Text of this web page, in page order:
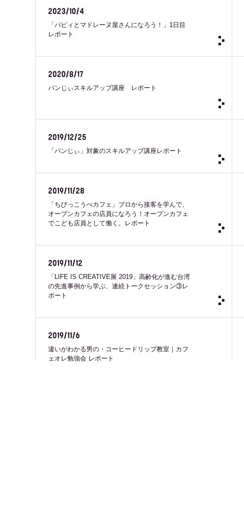
2023/10/4
「パピィとマドレーヌ屋さんになろう！」1日目
レポート
2020/8/17
パンじぃスキルアップ講座 レポート
2019/12/25
「パンじぃ」対象のスキルアップ講座レポート
2019/11/28
「ちびっこうべカフェ」プロから接客を学んで、
オープンカフェの店員になろう！オープンカフェ
でこども店員として働く。レポート
2019/11/12
「LIFE IS CREATIVE展 2019」高齢化が進む台湾
の先進事例から学ぶ、連続トークセッション③レ
ポート
2019/11/6
違いがわかる男の・コーヒードリップ教室｜カフ
ェオレ勉強会 レポート